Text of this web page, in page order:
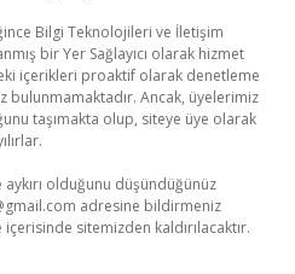
Bilgi Teknolojileri ve İletişim
bir Yer Sağlayıcı olarak hizmet
içerikleri proaktif olarak denetleme
bulunmamaktadır. Ancak, üyelerimiz
taşımakta olup, siteye üye olarak
olduğunu düşündüğünüz
adresine bildirmeniz
sitemizden kaldırılacaktır.